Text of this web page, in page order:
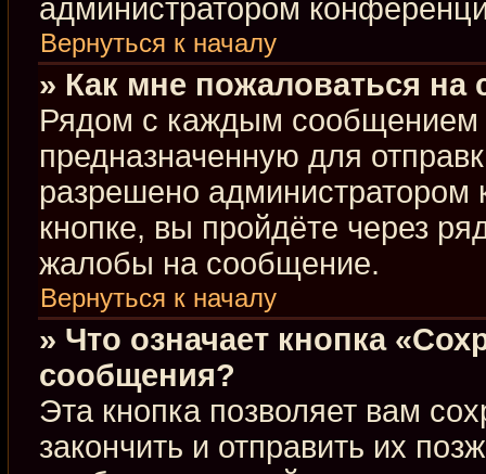
администратором
Вернуться к началу
» Как мне пожаловаться
Рядом с каждым сообщением
предназначенную для
разрешено
кнопке, вы пройдёте через
жалобы на сообщение.
Вернуться к началу
» Что означает кнопка
сообщения?
Эта кнопка позволяет вам
закончить и отправить их